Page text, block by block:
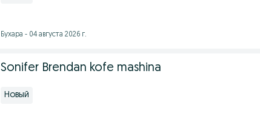
Бухара - 04 августа 2026 г.
Sonifer Brendan kofe mashina
Новый